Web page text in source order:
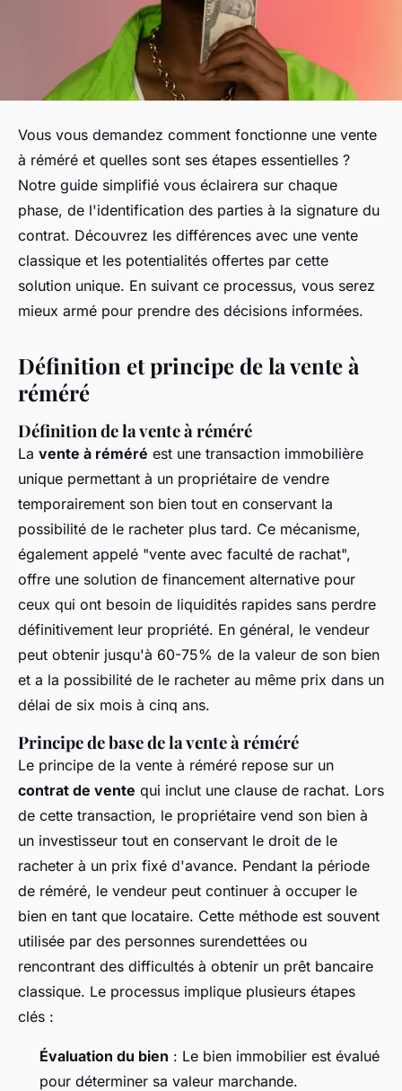
Vous vous demandez comment fonctionne une vente
à réméré et quelles sont ses étapes essentielles ?
Notre guide simplifié vous éclairera sur chaque
phase, de l'identification des parties à la signature du
contrat. Découvrez les différences avec une vente
classique et les potentialités offertes par cette
solution unique. En suivant ce processus, vous serez
mieux armé pour prendre des décisions informées.
Définition et principe de la vente à
réméré
Définition de la vente à réméré
La vente à réméré est une transaction immobilière
unique permettant à un propriétaire de vendre
temporairement son bien tout en conservant la
possibilité de le racheter plus tard. Ce mécanisme,
également appelé "vente avec faculté de rachat",
offre une solution de financement alternative pour
ceux qui ont besoin de liquidités rapides sans perdre
définitivement leur propriété. En général, le vendeur
peut obtenir jusqu'à 60-75% de la valeur de son bien
et a la possibilité de le racheter au même prix dans un
délai de six mois à cinq ans.
Principe de base de la vente à réméré
Le principe de la vente à réméré repose sur un
contrat de vente qui inclut une clause de rachat. Lors
de cette transaction, le propriétaire vend son bien à
un investisseur tout en conservant le droit de le
racheter à un prix fixé d'avance. Pendant la période
de réméré, le vendeur peut continuer à occuper le
bien en tant que locataire. Cette méthode est souvent
utilisée par des personnes surendettées ou
rencontrant des difficultés à obtenir un prêt bancaire
classique. Le processus implique plusieurs étapes
clés :
Évaluation du bien : Le bien immobilier est évalué
pour déterminer sa valeur marchande.